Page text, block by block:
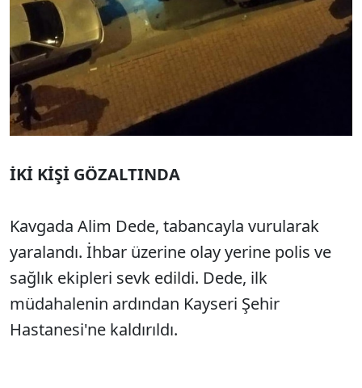
İKİ KİŞİ GÖZALTINDA
Kavgada Alim Dede, tabancayla vurularak
yaralandı. İhbar üzerine olay yerine polis ve
sağlık ekipleri sevk edildi. Dede, ilk
müdahalenin ardından Kayseri Şehir
Hastanesi'ne kaldırıldı.